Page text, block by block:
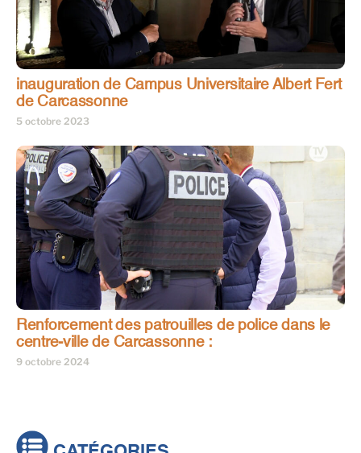
inauguration de Campus Universitaire Albert Fert
de Carcassonne
5 octobre 2023
Renforcement des patrouilles de police dans le
centre-ville de Carcassonne :
9 octobre 2024